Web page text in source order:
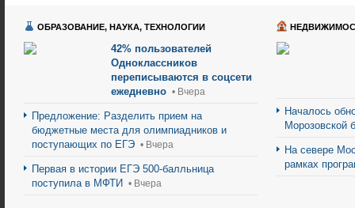
ОБРАЗОВАНИЕ, НАУКА, ТЕХНОЛОГИИ
42% пользователей
Одноклассников
переписываются в соцсети
ежедневно • Вчера
Предложение: Разделить прием на
бюджетные места для олимпиадников и
поступающих по ЕГЭ • Вчера
Первая в истории ЕГЭ 500-балльница
поступила в МФТИ • Вчера
Началось
Морозовской
На севере
рамках